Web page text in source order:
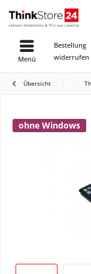
Bestellung
widerrufen
Menü
Übersicht
ohne Windows